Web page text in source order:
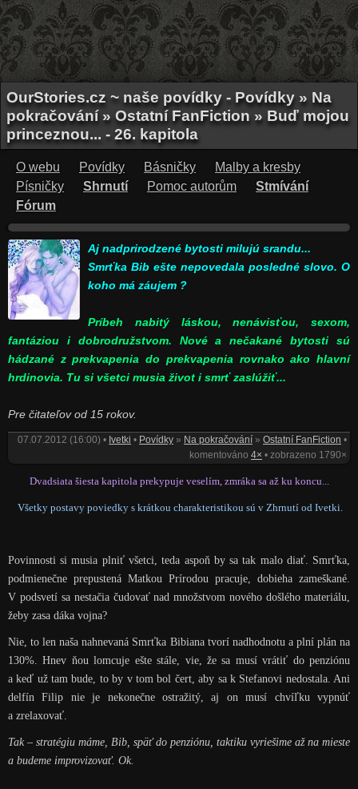
OurStories.cz ~ naše povídky - Povídky » Na
pokračování » Ostatní FanFiction » Buď mojou
princeznou... - 26. kapitola
O webu Povídky Básničky
Malby a kresby
Písničky
Shrnutí Pomoc autorům
Stmívání
Fórum
Aj nadprirodzené bytosti milujú srandu...
Smrťka Bib ešte nepovedala posledné slovo. O
koho má záujem ?
Príbeh nabitý láskou, nenávisťou, sexom,
fantáziou i dobrodružstvom. Nové a nečakané bytosti sú
hádzané z prekvapenia do prekvapenia rovnako ako hlavní
hrdinovia. Tu si všetci musia život i smrť zaslúžiť...
Pre čitateľov od 15 rokov.
07.07.2012 (16:00) • Ivetki • Povídky » Na pokračování »Ostatní FanFiction •
komentováno4× • zobrazeno 1790×
Dvadsiata šiesta kapitola prekypuje veselím, zmráka sa až ku koncu...
Všetky postavy poviedky s krátkou charakteristikou sú v Zhrnutí od Ivetki.
Povinnosti si musia plniť všetci, teda aspoň by sa tak malo diať. Smrťka,
podmienečne prepustená Matkou Prírodou pracuje, dobieha zameškané.
V podsvetí sa nestačia čudovať nad množstvom nového došlého materiálu,
žeby zasa dáka vojna?
Nie, to len naša nahnevaná Smrťka Bibiana tvorí nadhodnotu a plní plán na
130%. Hnev ňou lomcuje ešte stále, vie, že sa musí vrátiť do penziónu
a keď už tam bude, to by v tom bol čert, aby sa k Stefanovi nedostala. Ani
delfín Filip nie je nekonečne ostražitý, aj on musí chvíľku vypnúť
a zrelaxovať.
Tak – stratégiu máme, Bib, späť do penziónu, taktiku vyriešime až na mieste
a budeme improvizovať. Ok.